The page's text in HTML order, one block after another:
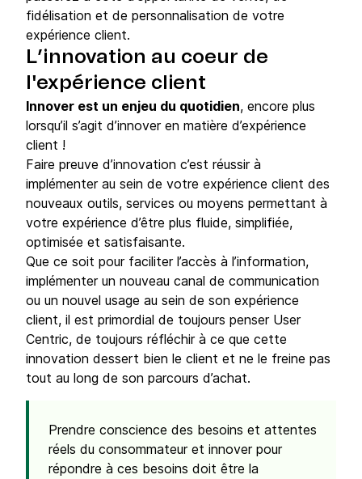
fidélisation et de personnalisation de votre
expérience client.
L’innovation au coeur de
l'expérience client
Innover est un enjeu du quotidien, encore plus
lorsqu’il s’agit d’innover en matière d’expérience
client !
Faire preuve d’innovation c’est réussir à
implémenter au sein de votre expérience client des
nouveaux outils, services ou moyens permettant à
votre expérience d’être plus fluide, simplifiée,
optimisée et satisfaisante.
Que ce soit pour faciliter l’accès à l’information,
implémenter un nouveau canal de communication
ou un nouvel usage au sein de son expérience
client, il est primordial de toujours penser User
Centric, de toujours réfléchir à ce que cette
innovation dessert bien le client et ne le freine pas
tout au long de son parcours d’achat.
Prendre conscience des besoins et attentes
réels du consommateur et innover pour
répondre à ces besoins doit être la